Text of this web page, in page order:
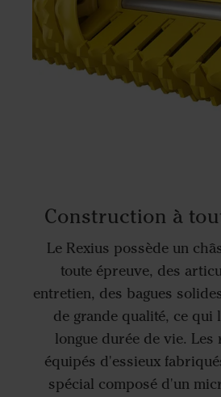
Construction à
Le Rexius possède un
toute épreuve, des
entretien, des bagues
de grande qualité, ce qui
longue durée de vie. Les
équipés d'essieux
spécial composé d'un